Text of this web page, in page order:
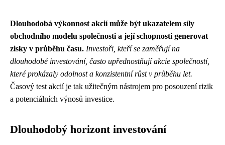
Dlouhodobá výkonnost akcií může být ukazatelem síly
obchodního modelu společnosti a její schopnosti generovat
zisky v průběhu času. Investoři, kteří se zaměřují na
dlouhodobé investování, často upřednostňují akcie společností,
které prokázaly odolnost a konzistentní růst v průběhu let.
Časový test akcií je tak užitečným nástrojem pro posouzení rizik
a potenciálních výnosů investice.
Dlouhodobý horizont investování